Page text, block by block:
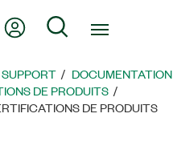
Mon compteRechercher
SUPPORT
DOCUMENTATION
DE PRODUITS
DE PRODUITS